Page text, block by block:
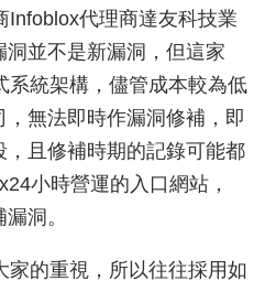
Infoblox代理商達友科技業
並不是新漏洞，但這家
系統架構，儘管成本較為低
無法即時作漏洞修補，即
且修補時期的記錄可能都
小時營運的入口網站，
洞。
家的重視，所以往往採用如